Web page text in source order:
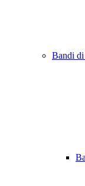
Bandi di